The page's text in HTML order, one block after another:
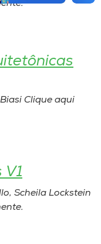
Clique aqui
Scheila Lockstein